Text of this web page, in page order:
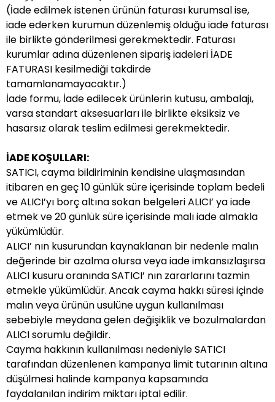
(İade edilmek istenen ürünün faturası kurumsal ise,
iade ederken kurumun düzenlemiş olduğu iade faturası
ile birlikte gönderilmesi gerekmektedir. Faturası
kurumlar adına düzenlenen sipariş iadeleri İADE
FATURASI kesilmediği takdirde
tamamlanamayacaktır.)
İade formu, İade edilecek ürünlerin kutusu, ambalajı,
varsa standart aksesuarları ile birlikte eksiksiz ve
hasarsız olarak teslim edilmesi gerekmektedir.
İADE KOŞULLARI:
SATICI, cayma bildiriminin kendisine ulaşmasından
itibaren en geç 10 günlük süre içerisinde toplam bedeli
ve ALICI’yı borç altına sokan belgeleri ALICI’ ya iade
etmek ve 20 günlük süre içerisinde malı iade almakla
yükümlüdür.
ALICI’ nın kusurundan kaynaklanan bir nedenle malın
değerinde bir azalma olursa veya iade imkansızlaşırsa
ALICI kusuru oranında SATICI’ nın zararlarını tazmin
etmekle yükümlüdür.Ancak cayma hakkı süresi içinde
malın veya ürünün usulüne uygun kullanılması
sebebiyle meydana gelen değişiklik ve bozulmalardan
ALICI sorumlu değildir.
Cayma hakkının kullanılması nedeniyle SATICI
tarafından düzenlenen kampanya limit tutarının altına
düşülmesi halinde kampanya kapsamında
faydalanılan indirim miktarı iptal edilir.